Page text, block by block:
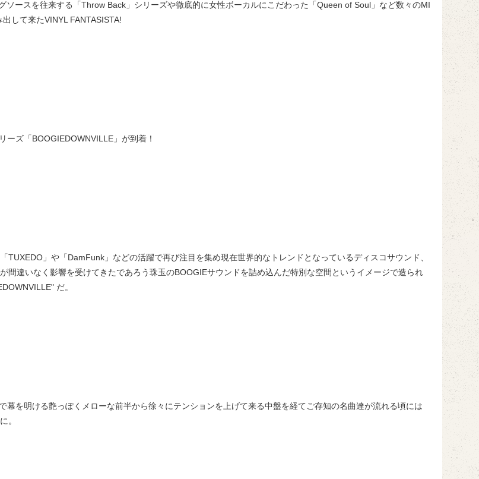
ソースを往来する「Throw Back」シリーズや徹底的に女性ボーカルにこだわった「Queen of Soul」など数々のMI
して来たVINYL FANTASISTA!
ーズ「BOOGIEDOWNVILLE」が到着！
TUXEDO」や「DamFunk」などの活躍で再び注目を集め現在世界的なトレンドとなっているディスコサウンド、
間違いなく影響を受けてきたであろう珠玉のBOOGIEサウンドを詰め込んだ特別な空間というイメージで造られ
だ。
幕を明ける艶っぽくメローな前半から徐々にテンションを上げて来る中盤を経てご存知の名曲達が流れる頃には
。